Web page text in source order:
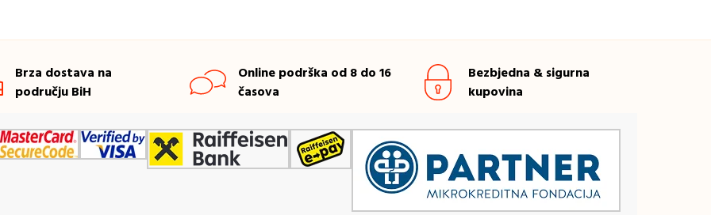
Brza dostava na
području BiH
Online podrška od 8 do 16
časova
Bezbjedna & sigurna
kupovina